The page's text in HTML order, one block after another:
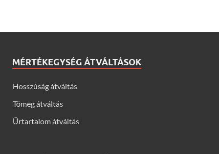
MÉRTÉKEGYSÉG ÁTVÁLTÁSOK
Hosszúság átváltás
Tömeg átváltás
Űrtartalom átváltás